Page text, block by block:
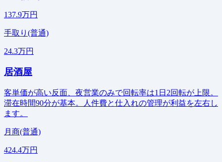
137.9万円
手取り(普通)
24.3万円
居酒屋
客単価が高い反面、夜営業のみで回転率は1日2回転が上限。
滞在時間90分が基本。人件費と仕入れの管理が利益を左右し
ます。
月商(普通)
424.4万円